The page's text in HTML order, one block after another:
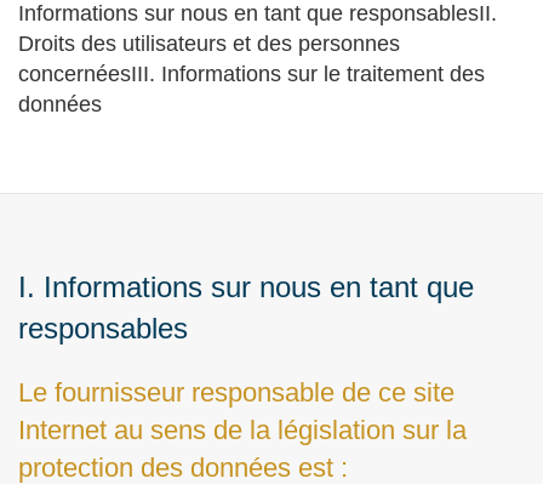
Informations sur nous en tant que responsablesII.
Droits des utilisateurs et des personnes
concernéesIII. Informations sur le traitement des
données
I. Informations sur nous en tant que
responsables
Le fournisseur responsable de ce site
Internet au sens de la législation sur la
protection des données est :